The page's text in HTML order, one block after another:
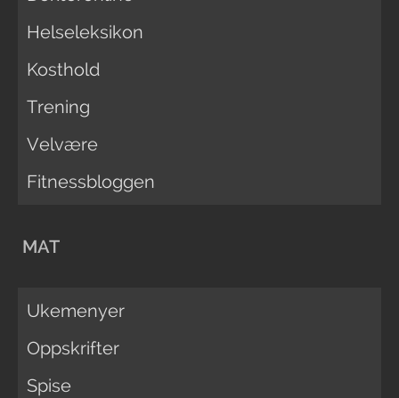
Helseleksikon
Kosthold
Trening
Velvære
Fitnessbloggen
MAT
Ukemenyer
Oppskrifter
Spise